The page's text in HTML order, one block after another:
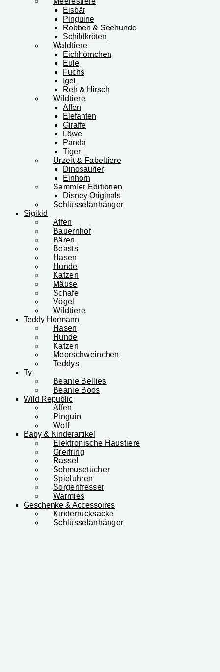
Eisbär
Pinguine
Robben & Seehunde
Schildkröten
Waldtiere
Eichhörnchen
Eule
Fuchs
Igel
Reh & Hirsch
Wildtiere
Affen
Elefanten
Giraffe
Löwe
Panda
Tiger
Urzeit & Fabeltiere
Dinosaurier
Einhorn
Sammler Editionen
Disney Originals
Schlüsselanhänger
Sigikid
Affen
Bauernhof
Bären
Beasts
Hasen
Hunde
Katzen
Mäuse
Schafe
Vögel
Wildtiere
Teddy Hermann
Hasen
Hunde
Katzen
Meerschweinchen
Teddys
Ty
Beanie Bellies
Beanie Boos
Wild Republic
Affen
Pinguin
Wolf
Baby & Kinderartikel
Elektronische Haustiere
Greifring
Rassel
Schmusetücher
Spieluhren
Sorgenfresser
Warmies
Geschenke & Accessoires
Kinderrücksäcke
Schlüsselanhänger